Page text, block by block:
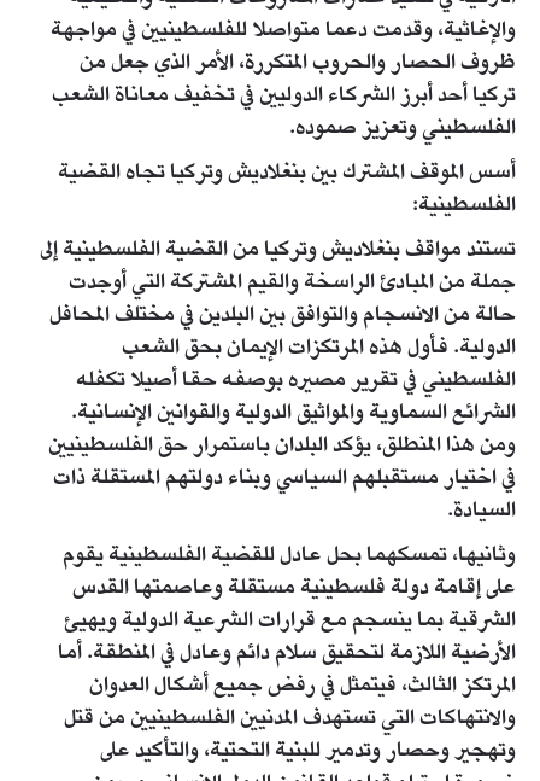
والإغاثية، وقدمت دعما متواصلا للفلسطينيين في مواجهة
ظروف الحصار والحروب المتكررة، الأمر الذي جعل من
تركيا أحد أبرز الشركاء الدوليين في تخفيف معاناة الشعب
الفلسطيني وتعزيز صموده.
أسس الموقف المشترك بين بنغلاديش وتركيا تجاه القضية
الفلسطينية:
تستند مواقف بنغلاديش وتركيا من القضية الفلسطينية إلى
جملة من المبادئ الراسخة والقيم المشتركة التي أوجدت
حالة من الانسجام والتوافق بين البلدين في مختلف المحافل
الدولية. فأول هذه المرتكزات الإيمان بحق الشعب
الفلسطيني في تقرير مصيره بوصفه حقا أصيلا تكفله
الشرائع السماوية والمواثيق الدولية والقوانين الإنسانية.
ومن هذا المنطلق، يؤكد البلدان باستمرار حق الفلسطينيين
في اختيار مستقبلهم السياسي وبناء دولتهم المستقلة ذات
السيادة.
وثانيها، تمسكهما بحل عادل للقضية الفلسطينية يقوم
على إقامة دولة فلسطينية مستقلة وعاصمتها القدس
الشرقية بما ينسجم مع قرارات الشرعية الدولية ويهيئ
الأرضية اللازمة لتحقيق سلام دائم وعادل في المنطقة. أما
المرتكز الثالث، فيتمثل في رفض جميع أشكال العدوان
والانتهاكات التي تستهدف المدنيين الفلسطينيين من قتل
وتهجير وحصار وتدمير للبنية التحتية، والتأكيد على